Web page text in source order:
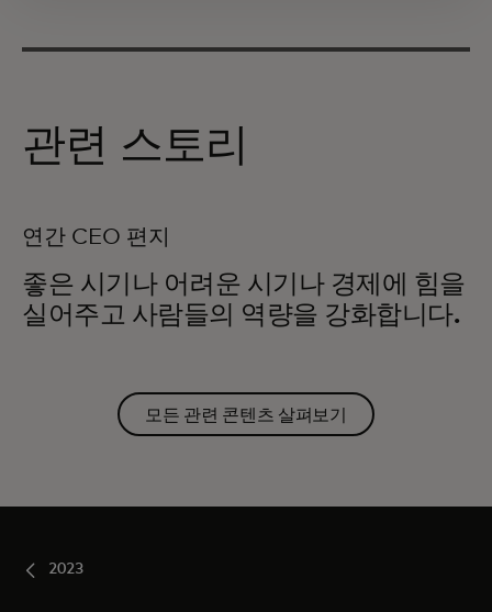
관련 스토리
연간 CEO 편지
좋은 시기나 어려운 시기나 경제에 힘을
실어주고 사람들의 역량을 강화합니다.
모든 관련 콘텐츠 살펴보기
2023